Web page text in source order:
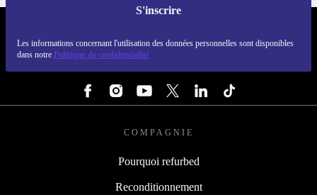
S'inscrire
Les informations concernant l'utilisation des données personnelles sont disponibles
dans notre Politique de confidentialité
COMPAGNIE
Pourquoi refurbed
Reconditionnement